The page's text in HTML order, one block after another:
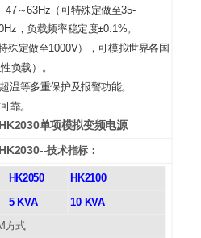
47～63Hz（可特殊定做至35-
，负载频率稳定度±0.1%。
殊定做至1000V），可模拟世界各国
负载）。
温等多重保护及报警功能。
靠。
HK2030单项模拟变频电源
HK2030--技术指标：
HK2050 HK2100
5 KVA 10 KVA
方式